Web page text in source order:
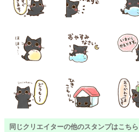
同じクリエイターの他のスタンプはこちら